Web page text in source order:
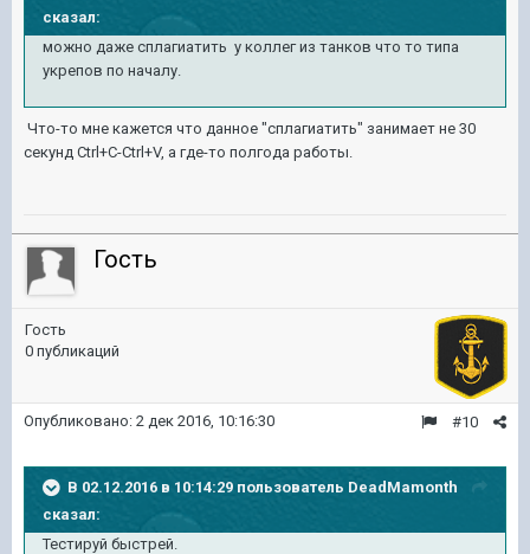
сказал:
можно даже сплагиатить у коллег из танков что то типа
укрепов по началу.
Что-то мне кажется что данное "сплагиатить" занимает не 30
секунд Ctrl+C-Ctrl+V, а где-то полгода работы.
Гость
Гость
0 публикаций
#10
Опубликовано: 2 дек 2016, 10:16:30
В 02.12.2016 в 10:14:29 пользователь DeadMamonth
сказал:
Тестируй быстрей.